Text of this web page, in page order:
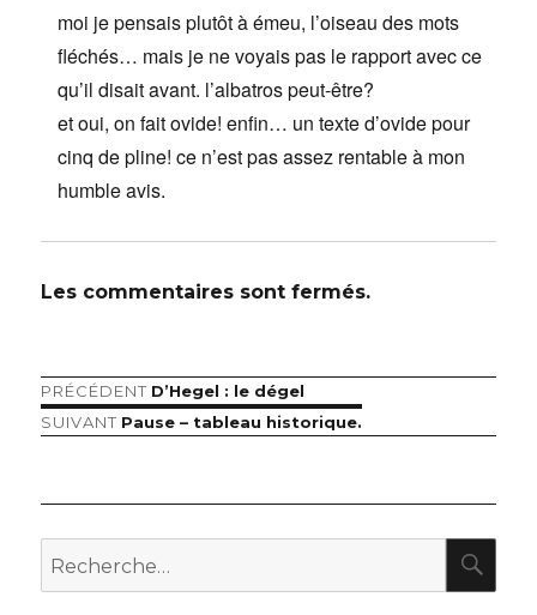
moi je pensais plutôt à émeu, l’oiseau des mots
fléchés… mais je ne voyais pas le rapport avec ce
qu’il disait avant. l’albatros peut-être?
et oui, on fait ovide! enfin… un texte d’ovide pour
cinq de pline! ce n’est pas assez rentable à mon
humble avis.
Les commentaires sont fermés.
Navigation
l’article
PRÉCÉDENT Article
précédent :
D’Hegel : le dégel
SUIVANT Article
Pause – tableau historique.
Recherche
pour